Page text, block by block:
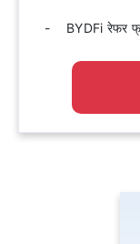
BYDFi रेफर